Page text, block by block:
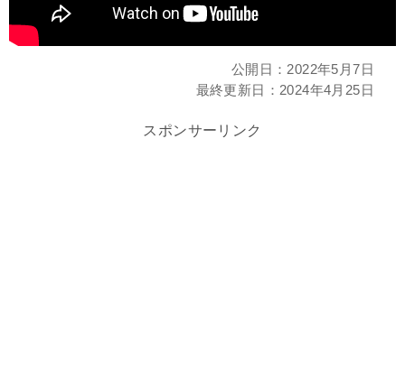
公開日： 2022年5月7日
最終更新日： 2024年4月25日
スポンサーリンク